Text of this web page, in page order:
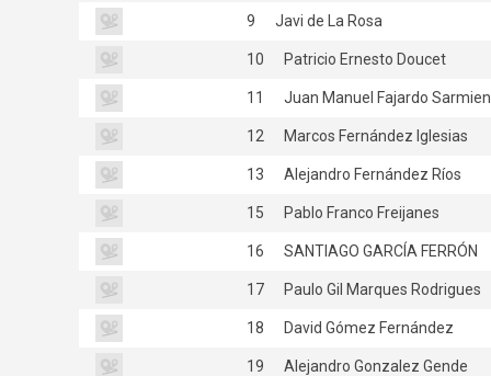
9 Javi de La Rosa
10 Patricio Ernesto Doucet
11 Juan Manuel Fajardo
12 Marcos Fernández Iglesias
13 Alejandro Fernández Ríos
15 Pablo Franco Freijanes
16 SANTIAGO GARCÍA FERRÓN
17 Paulo Gil Marques Rodrigues
18 David Gómez Fernández
19 Alejandro Gonzalez Gende